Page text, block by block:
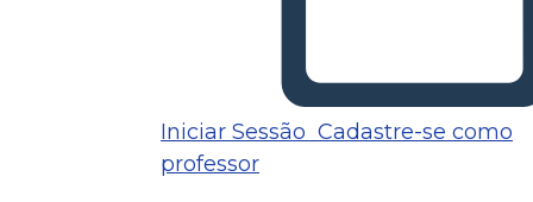
Iniciar Sessão Cadastre-se como
professor